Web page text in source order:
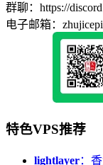
群聊：https://
电子邮箱：
特色VPS推荐
lightlayer：